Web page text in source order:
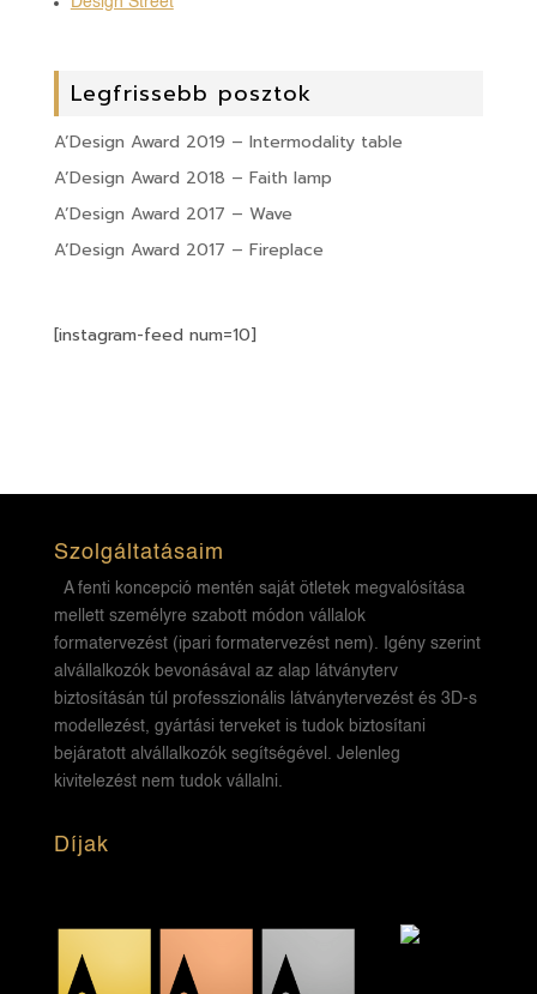
Legfrissebb posztok
A’Design Award 2019 – Intermodality table
A’Design Award 2018 – Faith lamp
A’Design Award 2017 – Wave
A’Design Award 2017 – Fireplace
[instagram-feed num=10]
Szolgáltatásaim
A fenti koncepció mentén saját ötletek megvalósítása
mellett személyre szabott módon vállalok
formatervezést (ipari formatervezést nem). Igény szerint
alvállalkozók bevonásával az alap látványterv
biztosításán túl professzionális látványtervezést és 3D-s
modellezést, gyártási terveket is tudok biztosítani
bejáratott alvállalkozók segítségével. Jelenleg
kivitelezést nem tudok vállalni.
Díjak